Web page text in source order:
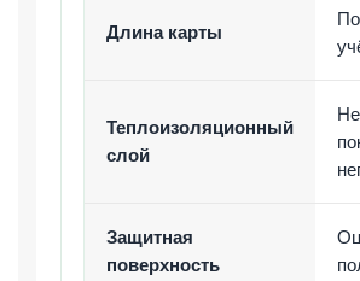
Длина карты
Теплоизоляционный
слой
Защитная
поверхность